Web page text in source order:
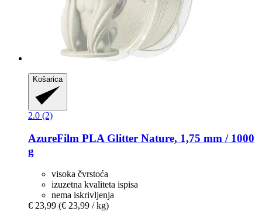
Košarica
2.0 (2)
AzureFilm PLA Glitter Nature, 1,75 mm / 1000
g
visoka čvrstoća
izuzetna kvaliteta ispisa
nema iskrivljenja
€ 23,99 (€ 23,99 / kg)